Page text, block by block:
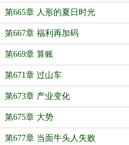
第665章 人形的夏日时光
第667章 福利再加码
第669章 算账
第671章 过山车
第673章 产业变化
第675章 大势
第677章 当面牛头人失败